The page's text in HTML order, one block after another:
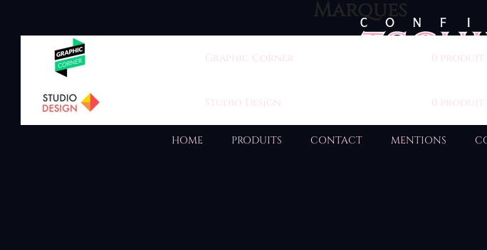
HOME PRODUITS CONTACT MENTIONS
Marques
Graphic Corner 0 produit
Studio Design 0 produit